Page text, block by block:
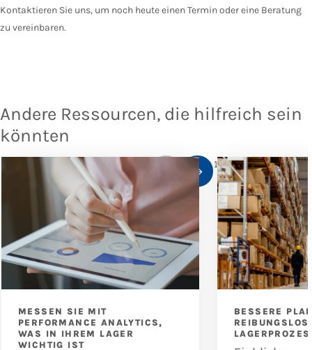
Kontaktieren Sie uns, um noch heute einen Termin oder eine Beratung
zu vereinbaren.
Andere Ressourcen, die hilfreich sein
könnten
MESSEN SIE MIT
PERFORMANCE ANALYTICS,
WAS IN IHREM LAGER
WICHTIG IST
BESSERE
1/10